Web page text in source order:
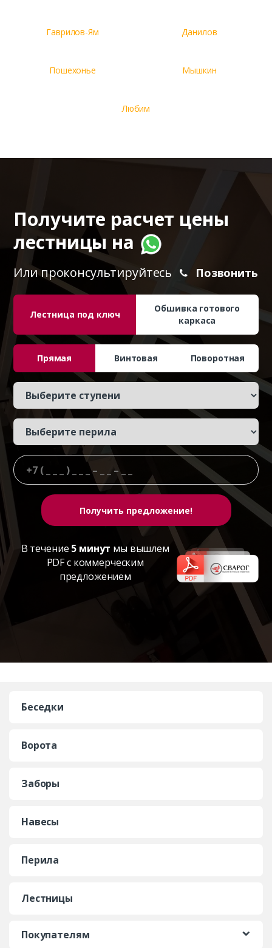
Гаврилов-Ям Данилов
Пошехонье Мышкин
Любим
Получите расчет цены
лестницы на
Или проконсультируйтесь Позвонить
Лестница под ключ
Обшивка готового
каркаса
Прямая Винтовая Поворотная
В течение 5 минут мы вышлем
PDF с коммерческим
предложением
Беседки
Ворота
Заборы
Навесы
Перила
Лестницы
Покупателям